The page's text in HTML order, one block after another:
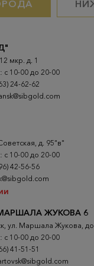
д. 95"в"
10-00 до 20-00
42-56-56
мкр. д. 1
10-00 до 20-00
24-62-62
ЖУКОВА 6
ул. Маршала Жукова,
10-00 до 20-00
41-51-51